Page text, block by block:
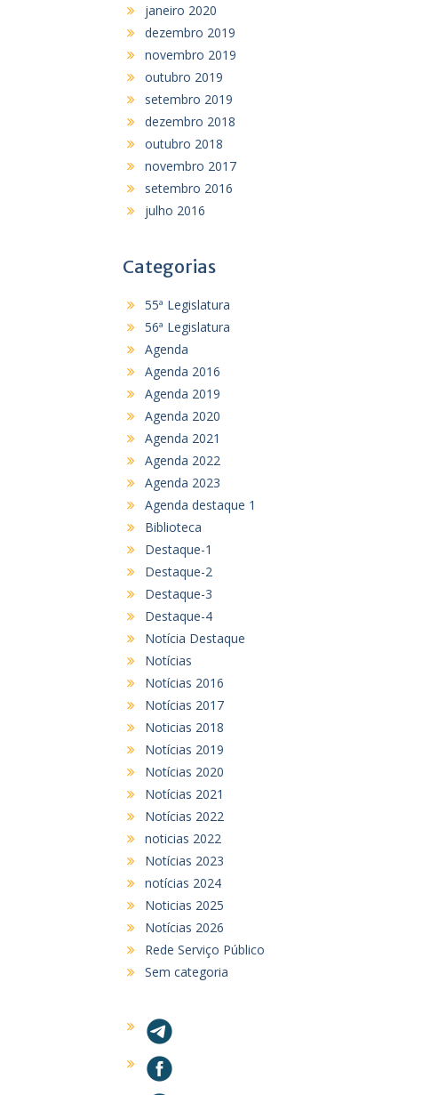
janeiro 2020
dezembro 2019
novembro 2019
outubro 2019
setembro 2019
dezembro 2018
outubro 2018
novembro 2017
setembro 2016
julho 2016
Categorias
55ª Legislatura
56ª Legislatura
Agenda
Agenda 2016
Agenda 2019
Agenda 2020
Agenda 2021
Agenda 2022
Agenda 2023
Agenda destaque 1
Biblioteca
Destaque-1
Destaque-2
Destaque-3
Destaque-4
Notícia Destaque
Notícias
Notícias 2016
Notícias 2017
Noticias 2018
Notícias 2019
Notícias 2020
Notícias 2021
Notícias 2022
noticias 2022
Notícias 2023
notícias 2024
Noticias 2025
Notícias 2026
Rede Serviço Público
Sem categoria